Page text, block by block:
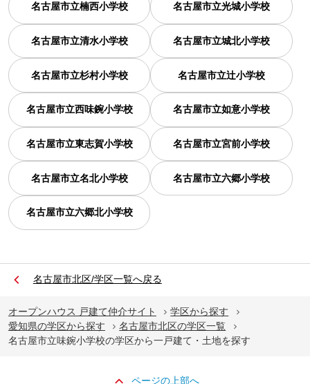
名古屋市立楠西小学校 名古屋市立光城小学校
名古屋市立清水小学校 名古屋市立城北小学校
名古屋市立杉村小学校 名古屋市立辻小学校
名古屋市立西味鋺小学校 名古屋市立如意小学校
名古屋市立東志賀小学校 名古屋市立宮前小学校
名古屋市立名北小学校 名古屋市立六郷小学校
名古屋市立六郷北小学校
名古屋市北区/学区一覧へ戻る
オープンハウス 戸建て仲介サイト
学区から探す
愛知県の学区から探す
名古屋市北区の学区一覧
名古屋市立味鋺小学校の学区から一戸建て・土地を探す
ページの上部へ